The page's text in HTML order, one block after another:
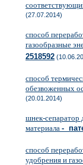
(27.07.2014)
способ
газообразные
2518592
способ
обезвоженных
(20.01.2014)
шнек-сепаратор
материала -
способ
удобрения и